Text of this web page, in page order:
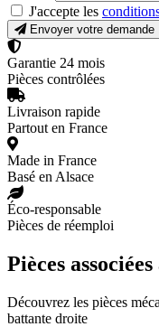
J'accepte les
Envoyer votre demande
Garantie 24 mois
Pièces contrôlées
Livraison rapide
Partout en France
Made in France
Basé en Alsace
Éco-responsable
Pièces de réemploi
Pièces
Découvrez les pièces
battante droite